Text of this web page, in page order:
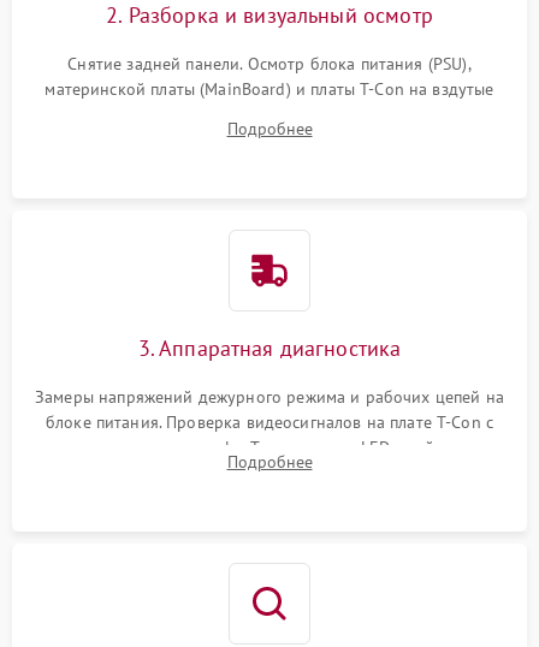
2. Разборка и визуальный осмотр
Снятие задней панели. Осмотр блока питания (PSU),
материнской платы (MainBoard) и платы T-Con на вздутые
Проверка надежности фиксации и целостности шлейфов.
Подробнее
3. Аппаратная диагностика
Замеры напряжений дежурного режима и рабочих цепей на
блоке питания. Проверка видеосигналов на плате T-Con с
помощью осциллографа. Тестирование LED-драйвера и
светодиодных планок подсветки мультиметром.
Подробнее